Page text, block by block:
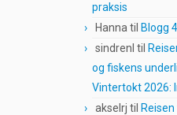
praksis
Hanna til Blogg
sindrenl til
og fiskens
Vintertokt 2026:
akselrj til